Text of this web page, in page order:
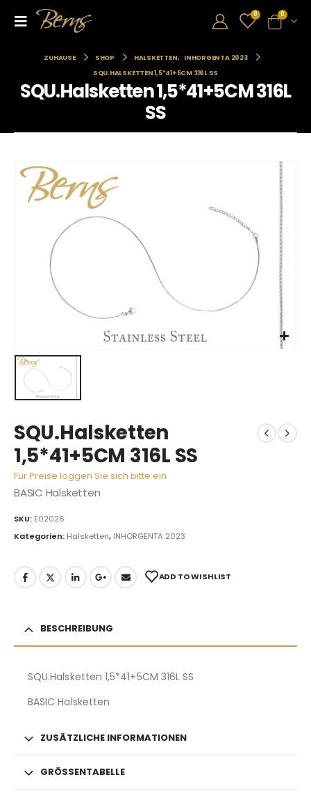
0 0
ZUHAUSE SHOP HALSKETTEN,
INHORGENTA 2023
SQU.HALSKETTEN 1,5*41+5CM 316L SS
SQU.Halsketten 1,5*41+5CM 316L
SS
SQU.Halsketten
1,5*41+5CM 316L SS
Für Preise loggen Sie sich bitte ein
BASIC Halsketten
SKU: E02026
Kategorien: Halsketten, INHORGENTA 2023
ADD TO WISHLIST
BESCHREIBUNG
SQU.Halsketten 1,5*41+5CM 316L SS
BASIC Halsketten
ZUSÄTZLICHE INFORMATIONEN
GRÖSSENTABELLE